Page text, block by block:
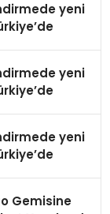
yeni
yeni
yeni
Gemisine